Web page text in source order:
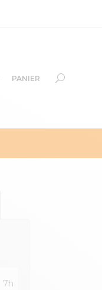
PANIER
7h